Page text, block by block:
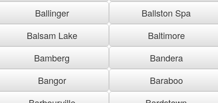
Ballinger
Ballston Spa
Balsam Lake
Baltimore
Bamberg
Bandera
Bangor
Baraboo